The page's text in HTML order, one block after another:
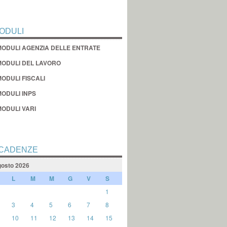
AGENZIA DELLE ENTRATE
DEL LAVORO
FISCALI
INPS
VARI
2026
L M M G V S
1
3 4 5 6 7
8
10 11 12 13 14
15